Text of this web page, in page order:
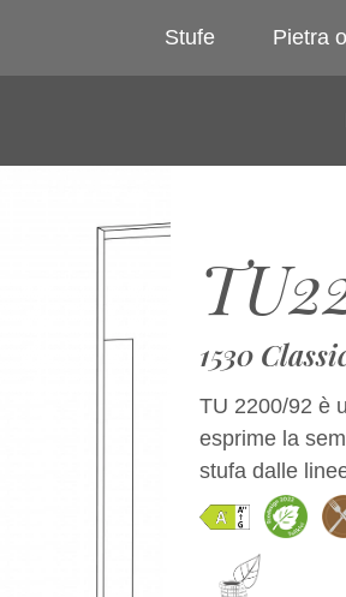
Stufe Pietra
1530
TU 2200/92 è
esprime la
stufa dalle